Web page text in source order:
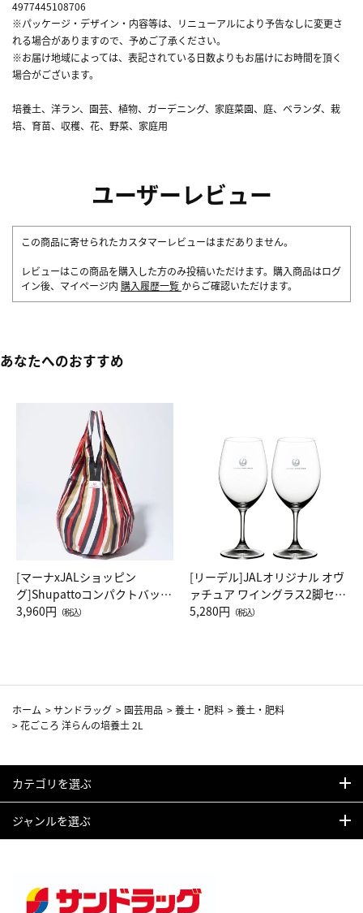
4977445108706
※パッケージ・デザイン・内容等は、リニューアルにより予告なしに変更さ
れる場合がありますので、予めご了承ください。
※お届け地域によっては、表記されている日数よりもお届けにお時間を頂く
場合がございます。
培養土、洋ラン、園芸、植物、ガーデニング、家庭菜園、庭、ベランダ、栽
培、育苗、収穫、花、野菜、家庭用
ユーザーレビュー
この商品に寄せられたカスタマーレビューはまだありません。
レビューはこの商品を購入した方のみ投稿いただけます。購入商品はログ
イン後、マイページ内 購入履歴一覧 からご確認いただけます。
あなたへのおすすめ
[マーナxJALショッピン
グ]Shupattoコンパクトバッグ
Drop JAL客室乗務員（LC）ス
3,960円 （税込）
[リーデル]JALオリジナル オヴ
ァチュア ワイングラス2脚セッ
ト（レッドワイン）
5,280円 （税込）
ホーム >サンドラッグ > 園芸用品 >養土・肥料 >養土・肥料
>花ごころ 洋らんの培養土 2L
カテゴリを選ぶ
ジャンルを選ぶ